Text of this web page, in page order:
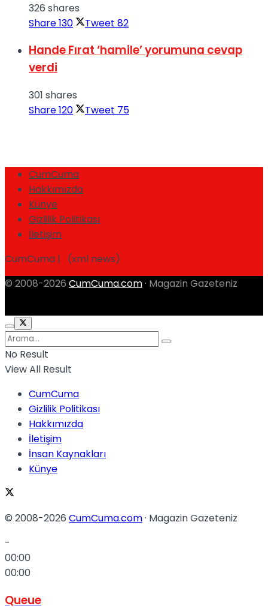
326 shares
Share130 Tweet 82
Hande Fırat ‘hamile’ yorumuna cevap
verdi
301 shares
Share120 Tweet 75
CumCuma
Hakkımızda
Künye
Gizlilik Politikası
İletişim
CumCuma | (xml news)
© 2008-2026 CumCuma.com · Magazin Gazeteniz
No Result
View All Result
CumCuma
Gizlilik Politikası
Hakkımızda
İletişim
İnsan Kaynakları
Künye
© 2008-2026 CumCuma.com· Magazin Gazeteniz
-
00:00
00:00
Queue